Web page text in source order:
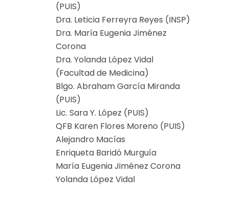
(PUIS)
Dra. Leticia Ferreyra Reyes (INSP)
Dra. María Eugenia Jiménez
Corona
Dra. Yolanda López Vidal
(Facultad de Medicina)
Blgo. Abraham García Miranda
(PUIS)
Lic. Sara Y. López (PUIS)
QFB Karen Flores Moreno (PUIS)
Alejandro Macías
Enriqueta Baridó Murguía
María Eugenia Jiménez Corona
Yolanda López Vidal